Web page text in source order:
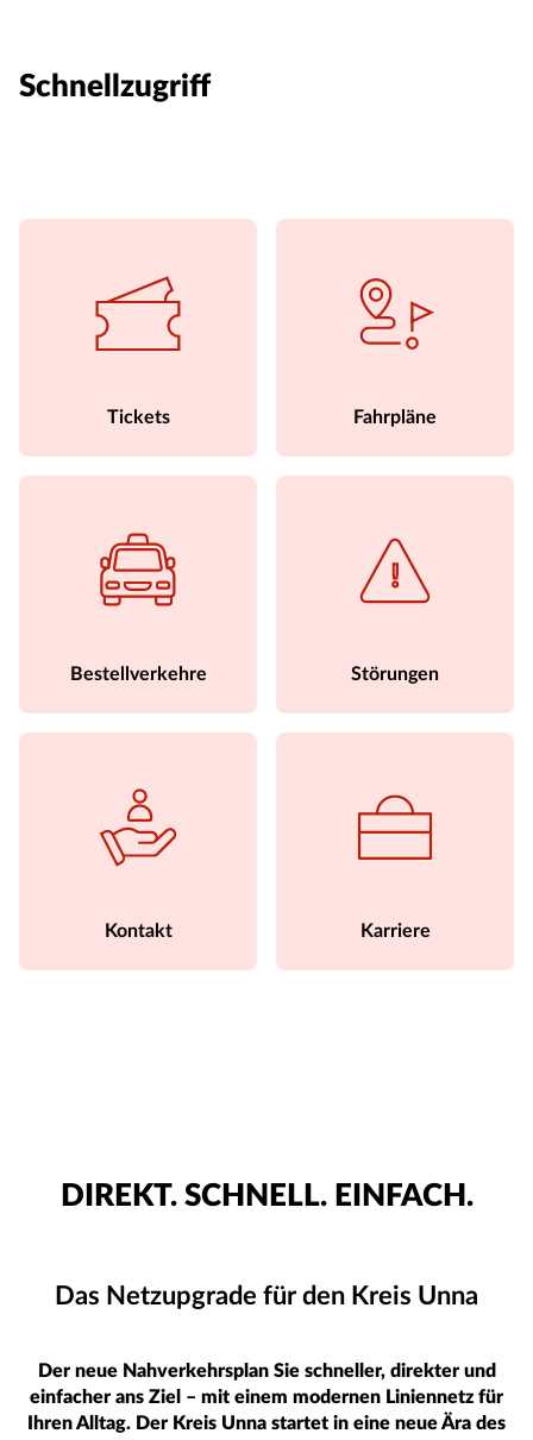
Schnellzugriff
Tickets Fahrpläne
Bestellverkehre Störungen
Kontakt Karriere
DIREKT. SCHNELL. EINFACH.
Das Netzupgrade für den Kreis Unna
Der neue Nahverkehrsplan Sie schneller, direkter und
einfacher ans Ziel – mit einem modernen Liniennetz für
Ihren Alltag. Der Kreis Unna startet in eine neue Ära des